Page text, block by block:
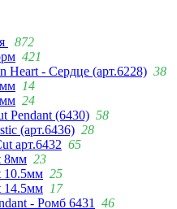
872
421
Heart - Сердце (арт.6228) 38
14
24
Pendant (6430) 58
(арт.6436) 28
арт.6432 65
8мм 23
10.5мм 25
14.5мм 17
- Ромб 6431
46